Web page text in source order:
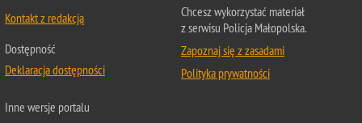
Kontakt z redakcją
Dostępność
Deklaracja dostępności
Chcesz wykorzystać materiał
z serwisu Policja Małopolska.
Zapoznaj się z zasadami
Polityka prywatności
Inne wersje portalu